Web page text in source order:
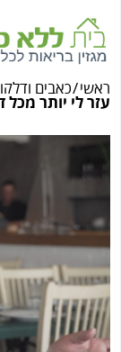
Skip
to
content
ראשי/כאבים
עזר לי יותר מכל